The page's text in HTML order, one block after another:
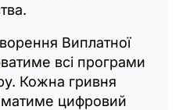
Виплатної
всі програми
Кожна гривня
цифровий